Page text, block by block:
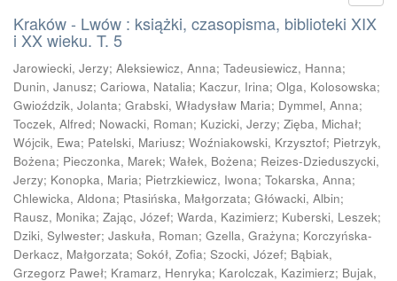
Kraków - Lwów : książki, czasopisma, biblioteki XIX
i XX wieku. T. 5
Jarowiecki, Jerzy; Aleksiewicz, Anna; Tadeusiewicz, Hanna;
Dunin, Janusz; Cariowa, Natalia; Kaczur, Irina; Olga, Kolosowska;
Gwioździk, Jolanta; Grabski, Władysław Maria; Dymmel, Anna;
Toczek, Alfred; Nowacki, Roman; Kuzicki, Jerzy; Zięba, Michał;
Wójcik, Ewa; Patelski, Mariusz; Woźniakowski, Krzysztof; Pietrzyk,
Bożena; Pieczonka, Marek; Wałek, Bożena; Reizes-Dzieduszycki,
Jerzy; Konopka, Maria; Pietrzkiewicz, Iwona; Tokarska, Anna;
Chlewicka, Aldona; Ptasińska, Małgorzata; Główacki, Albin;
Rausz, Monika; Zając, Józef; Warda, Kazimierz; Kuberski, Leszek;
Dziki, Sylwester; Jaskuła, Roman; Gzella, Grażyna; Korczyńska-
Derkacz, Małgorzata; Sokół, Zofia; Szocki, Józef; Bąbiak,
Grzegorz Paweł; Kramarz, Henryka; Karolczak, Kazimierz; Bujak,